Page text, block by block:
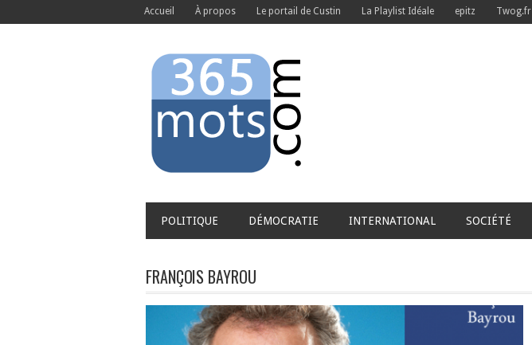
Accueil À propos Le portail de Custin La Playlist Idéale epitz Twog.fr
POLITIQUE DÉMOCRATIE INTERNATIONAL SOCIÉTÉ
FRANÇOIS BAYROU